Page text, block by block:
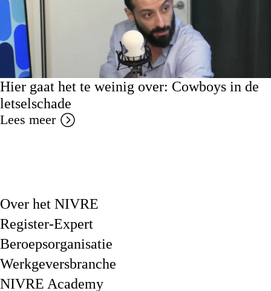
Hier gaat het te weinig over: Cowboys in de
letselschade
Lees meer
Over het NIVRE
Register-Expert
Beroepsorganisatie
Werkgeversbranche
NIVRE Academy